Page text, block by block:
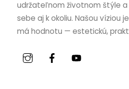
udržateľnom životnom štýle
sebe aj k okoliu. Našou víziou
má hodnotu — estetickú,